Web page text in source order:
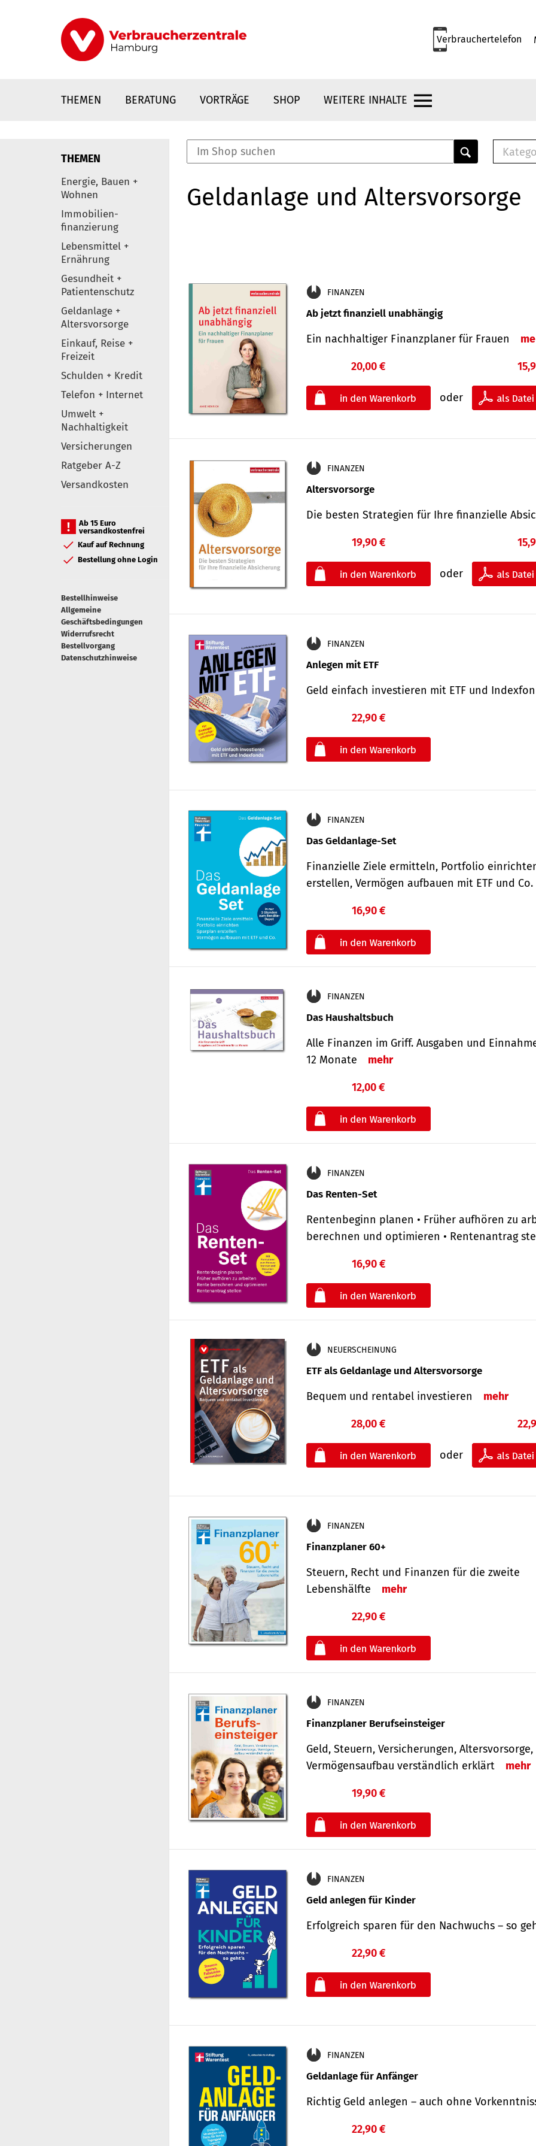
Verbrauchertelefon
THEMEN BERATUNG VORTRÄGE SHOP WEITERE INHALTE
Elemente
THEMEN
Energie, Bauen +
Wohnen
Immobilien-
finanzierung
Lebensmittel +
Ernährung
Gesundheit +
Patientenschutz
Geldanlage +
Altersvorsorge
Einkauf, Reise +
Freizeit
Schulden + Kredit
Telefon + Internet
Umwelt +
Nachhaltigkeit
Versicherungen
Ratgeber A-Z
Versandkosten
Ab 15 Euro
versandkostenfrei
Kauf auf Rechnung
Bestellung ohne Login
Bestellhinweise
Allgemeine
Geschäftsbedingungen
Widerrufsrecht
Bestellvorgang
Datenschutzhinweise
E-
Geldanlage und Altersvorsorge
FINANZEN
Ab jetzt finanziell unabhängig
Ein nachhaltiger Finanzplaner für Frauen
20,00 €
oder
FINANZEN
Altersvorsorge
Die besten Strategien für Ihre finanzielle
19,90 €
oder
FINANZEN
Anlegen mit ETF
Geld einfach investieren mit ETF und
22,90 €
FINANZEN
Das Geldanlage-Set
Finanzielle Ziele ermitteln, Portfolio
erstellen, Vermögen aufbauen mit ETF und
16,90 €
FINANZEN
Das Haushaltsbuch
Alle Finanzen im Griff. Aus­gaben und
12 Monate
mehr
12,00 €
FINANZEN
Das Renten-Set
Rentenbeginn planen • Früher aufhören zu
berechnen und optimieren • Rentenantrag
16,90 €
NEUERSCHEINUNG
ETF als Geldanlage und Altersvorsorge
Bequem und rentabel investieren mehr
28,00 €
oder
FINANZEN
Finanzplaner 60+
Steuern, Recht und Finanzen für die zweite
Lebenshälfte
mehr
22,90 €
FINANZEN
Finanzplaner Berufseinsteiger
Geld, Steuern, Versicherungen, Altersvorsorge,
Vermögensaufbau verständlich erklärt
mehr
19,90 €
FINANZEN
Geld anlegen für Kinder
Erfolgreich sparen für den Nachwuchs – so
22,90 €
FINANZEN
Geldanlage für Anfänger
Richtig Geld anlegen – auch ohne
22,90 €